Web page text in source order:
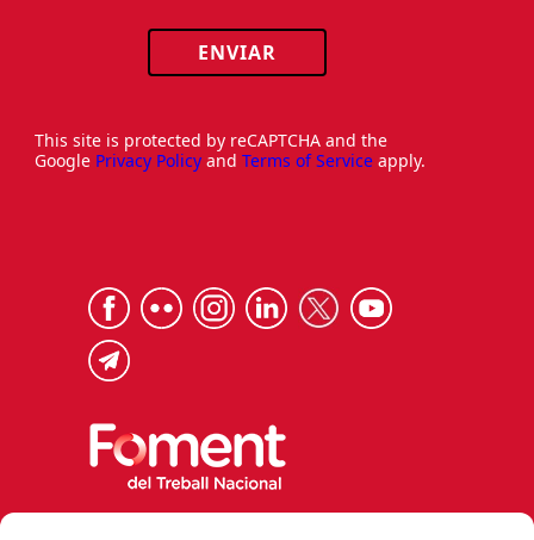
ENVIAR
This site is protected by reCAPTCHA and the
Google Privacy Policy and Terms of Service apply.